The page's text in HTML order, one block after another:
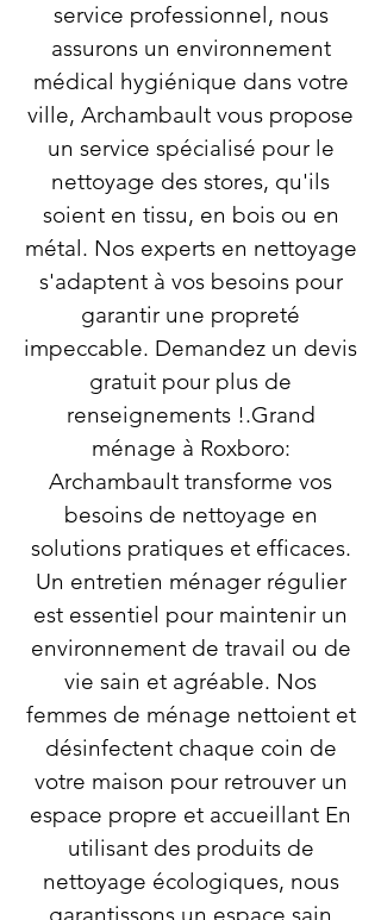
service professionnel, nous
assurons un environnement
médical hygiénique dans votre
ville, Archambault vous propose
un service spécialisé pour le
nettoyage des stores, qu'ils
soient en tissu, en bois ou en
métal. Nos experts en nettoyage
s'adaptent à vos besoins pour
garantir une propreté
impeccable. Demandez un devis
gratuit pour plus de
renseignements !.Grand
ménage à Roxboro:
Archambault transforme vos
besoins de nettoyage en
solutions pratiques et efficaces.
Un entretien ménager régulier
est essentiel pour maintenir un
environnement de travail ou de
vie sain et agréable. Nos
femmes de ménage nettoient et
désinfectent chaque coin de
votre maison pour retrouver un
espace propre et accueillant En
utilisant des produits de
nettoyage écologiques, nous